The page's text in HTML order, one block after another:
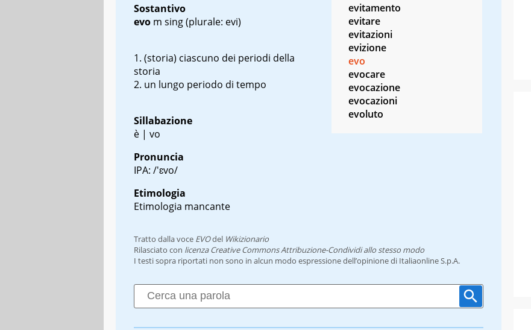
Sostantivo
evo m sing(plurale: evi)
(storia) ciascuno dei periodi della
storia
un lungo periodo di tempo
Sillabazione
è | vo
Pronuncia
IPA: /'ɛvo/
Etimologia
Etimologia mancante
evitamento
evitare
evitazioni
evizione
evo
evocare
evocazione
evocazioni
evoluto
Tratto dalla voce EVOdel Wikizionario
Rilasciato con licenza Creative Commons Attribuzione-Condividi allo stesso modo
I testi sopra riportati non sono in alcun modo espressione dell’opinione di Italiaonline S.p.A.